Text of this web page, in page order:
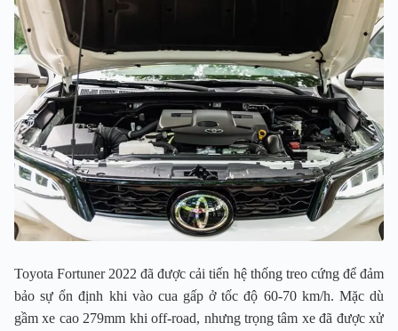
Toyota Fortuner 2022 đã được cải tiến hệ thống treo cứng để đảm
bảo sự ổn định khi vào cua gấp ở tốc độ 60-70 km/h. Mặc dù
gầm xe cao 279mm khi off-road, nhưng trọng tâm xe đã được xử